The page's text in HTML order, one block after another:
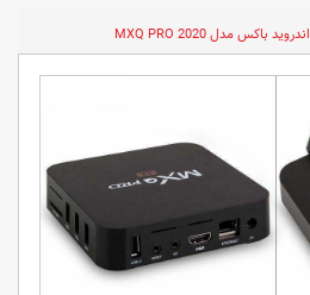
اندروید باکس مدل MXQ PRO 2020